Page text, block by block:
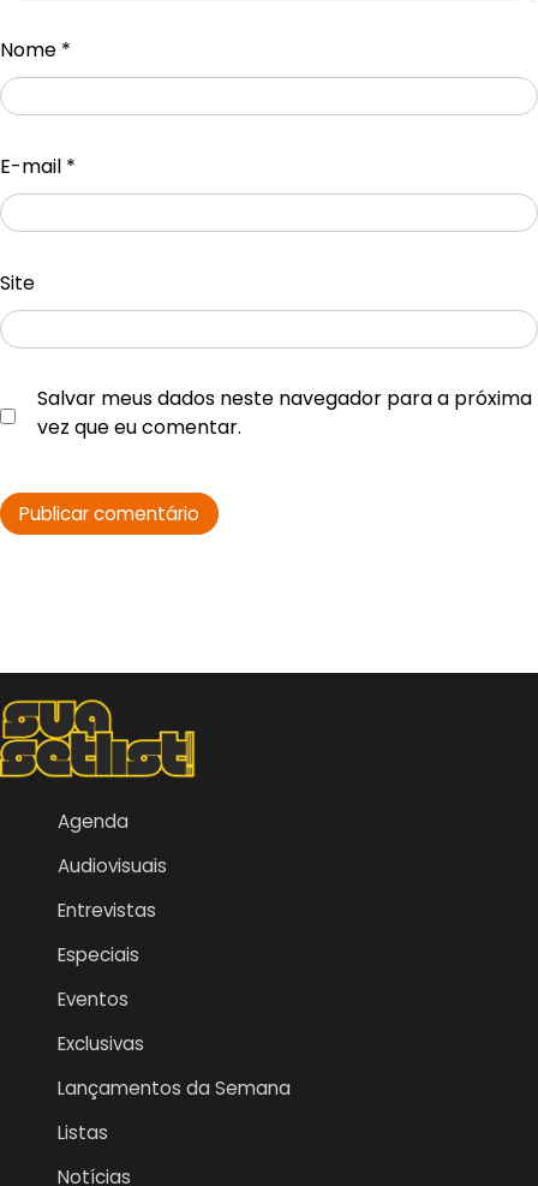
Nome *
E-mail *
Site
Salvar meus dados neste navegador para a próxima
vez que eu comentar.
Agenda
Audiovisuais
Entrevistas
Especiais
Eventos
Exclusivas
Lançamentos da Semana
Listas
Notícias